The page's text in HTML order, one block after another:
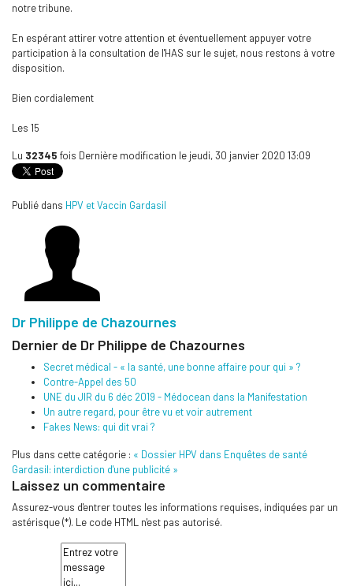
notre tribune.
En espérant attirer votre attention et éventuellement appuyer votre
participation à la consultation de l'HAS sur le sujet, nous restons à votre
disposition.
Bien cordialement
Les 15
Lu 32345 fois Dernière modification le jeudi, 30 janvier 2020 13:09
Publié dans HPV et Vaccin Gardasil
Dr Philippe de Chazournes
Dernier de Dr Philippe de Chazournes
Secret médical - « la santé, une bonne affaire pour qui » ?
Contre-Appel des 50
UNE du JIR du 6 déc 2019 - Médocean dans la Manifestation
Un autre regard, pour être vu et voir autrement
Fakes News: qui dit vrai ?
Plus dans cette catégorie : « Dossier HPV dans Enquêtes de santé
Gardasil: interdiction d'une publicité »
Laissez un commentaire
Assurez-vous d'entrer toutes les informations requises, indiquées par un
astérisque (*). Le code HTML n'est pas autorisé.